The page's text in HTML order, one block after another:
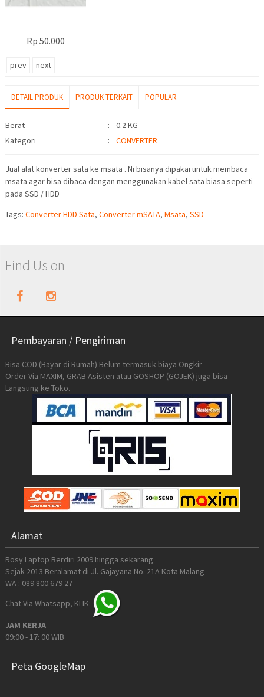
Rp 50.000
prev next
DETAIL PRODUK PRODUK TERKAIT POPULAR
Detail Produk
Berat :
0.2 KG
Kategori
: CONVERTER
Jual alat konverter sata ke msata . Ni bisanya dipakai untuk membaca
msata agar bisa dibaca dengan menggunakan kabel sata biasa seperti
pada SSD / HDD
Tags: Converter HDD Sata, Converter mSATA, Msata, SSD
Find Us on
Pembayaran / Pengiriman
Bisa COD (Bayar di Rumah) Belum termasuk biaya Ongkir
Order Via MAXIM, GRAB Asisten atau GOSHOP (GOJEK) juga bisa
Langsung ke Toko.
Alamat
Rosy Laptop Berdiri 2009 hingga sekarang
Sejak 2013 Beralamat di Jl. Gajayana No. 21A Kota Malang
WA : 089 800 679 27
Chat Via Whatsapp, KLIK:
JAM KERJA
09:00 - 17: 00 WIB
Peta GoogleMap